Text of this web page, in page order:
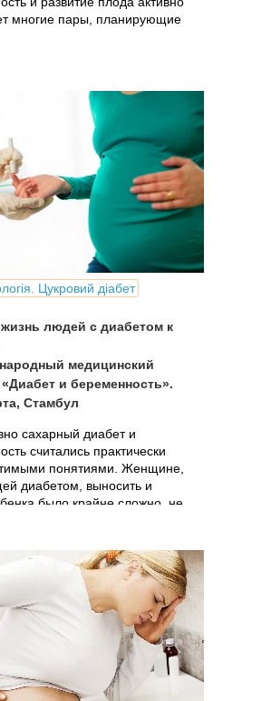
многие пары, планирующие
Цукровий діабет
людей с диабетом к
медицинский
«Диабет и беременность».
Стамбул
сахарный диабет и
считались практически
понятиями. Женщине,
диабетом, выносить и
было крайне сложно, не